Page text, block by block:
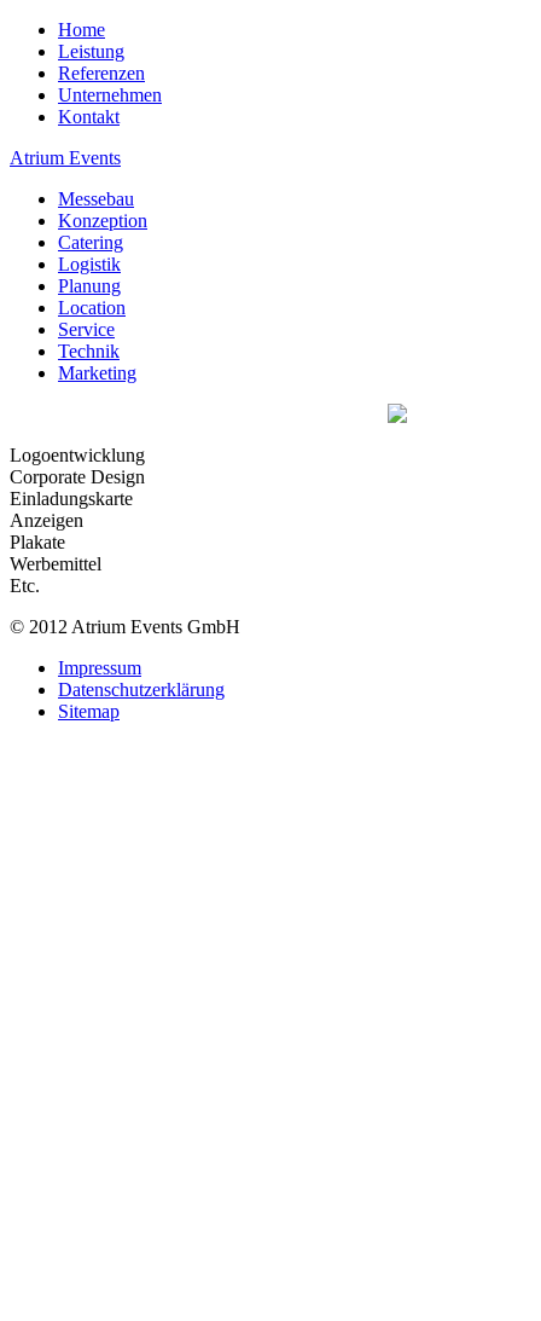
Home
Leistung
Referenzen
Unternehmen
Kontakt
Atrium Events
Messebau
Konzeption
Catering
Logistik
Planung
Location
Service
Technik
Marketing
Logoentwicklung
Corporate Design
Einladungskarte
Anzeigen
Plakate
Werbemittel
Etc.
© 2012 Atrium Events GmbH
Impressum
Datenschutzerklärung
Sitemap